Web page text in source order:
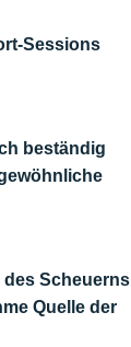
Sessions
beständig
Scheuerns
Quelle der